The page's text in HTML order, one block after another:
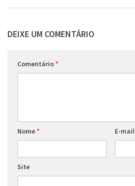
DEIXE UM COMENTÁRIO
Comentário*
Nome* E-mail
Site